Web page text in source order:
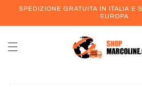
direttamente
SPEDIZIONE GRATUITA IN ITALIA E
EUROPA